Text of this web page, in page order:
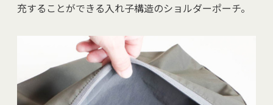
充することができる入れ子構造のショルダーポーチ。